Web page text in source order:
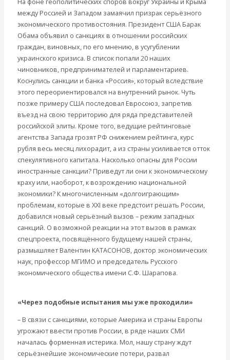
Современные книги
Экономика современной России
Мировая экономика
Международные экономические отношения
Христианство
История России
Все рубрики…
Авторы РЭОШ
Архив статей
Экономика современной России
Мировая экономика
Международные экономические отношения
Христианство
История России
Архив Видео
Экономика современной России
Мировая экономика
Международные экономические отношения
Христианство
История России
На фоне геополитических споров вокруг Украины и Крыма
между Россией и Западом замаячил призрак серьёзного
экономического противостояния. Президент США Барак
Обама объявил о санкциях в отношении российских
граждан, виновных, по его мнению, в усугублении
украинского кризиса. В список попали 20 наших
чиновников, предпринимателей и парламентариев.
Коснулись санкции и банка «Россия», который вследствие
этого переориентировался на внутренний рынок. Чуть
позже примеру США последовал Евросоюз, запретив
въезд на свою территорию для ряда представителей
российской элиты. Кроме того, ведущие рейтинговые
агентства Запада грозят РФ снижением рейтинга, курс
рубля весь месяц лихорадит, а из страны усиливается отток
спекулятивного капитала. Насколько опасны для России
иностранные санкции? Приведут ли они к экономическому
краху или, наоборот, к возрождению национальной
экономики? К многочисленным «долгоиграющим»
проблемам, которые в XXI веке предстоит решать России,
добавился новый серьёзный вызов – режим западных
санкций. О возможной реакции на этот вызов в рамках
спецпроекта, посвящённого будущему нашей страны,
размышляет Валентин КАТАСОНОВ, доктор экономических
наук, профессор МГИМО и председатель Русского
экономического общества имени С.Ф. Шарапова.
«Через подобные испытания мы уже проходили»
– В связи с санкциями, которые Америка и страны Европы
угрожают ввести против России, в ряде наших СМИ
началась форменная истерика. Мол, нашу страну ждут
серьёзнейшие экономические потери, развал